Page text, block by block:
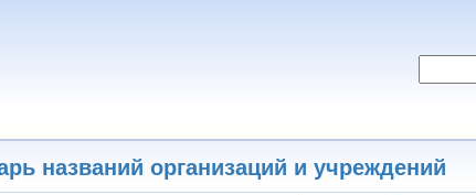
названий организаций и учреждений